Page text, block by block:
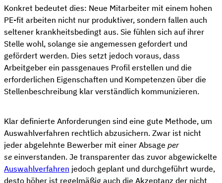
Konkret bedeutet dies: Neue Mitarbeiter mit einem hohen
PE-fit arbeiten nicht nur produktiver, sondern fallen auch
seltener krankheitsbedingt aus. Sie fühlen sich auf ihrer
Stelle wohl, solange sie angemessen gefordert und
gefördert werden. Dies setzt jedoch voraus, dass
Arbeitgeber ein passgenaues Profil erstellen und die
erforderlichen Eigenschaften und Kompetenzen über die
Stellenbeschreibung klar verständlich kommunizieren.
Klar definierte Anforderungen sind eine gute Methode, um
Auswahlverfahren rechtlich abzusichern. Zwar ist nicht
jeder abgelehnte Bewerber mit einer Absage per
se einverstanden. Je transparenter das zuvor abgewickelte
Auswahlverfahren jedoch geplant und durchgeführt wurde,
desto höher ist regelmäßig auch die Akzeptanz der nicht